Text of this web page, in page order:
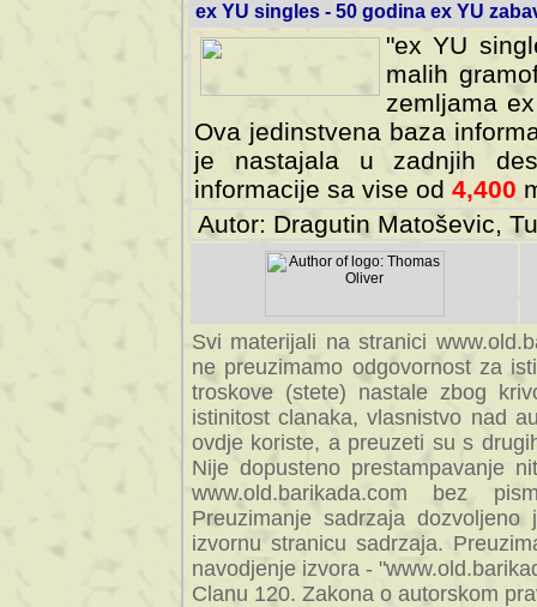
ex YU singles - 50 godina ex YU
"ex YU
malih
zemljama
Ova jedinstvena baza
je nastajala u zadnjih
informacije sa vise od 4,400
Autor: Dragutin Matoševic,
Svi materijali na stranici
preuzimamo odgovornost za
troskove (stete) nastale zbog
istinitost clanaka, vlasnistvo nad
ovdje koriste, a preuzeti su s
Nije dopusteno prestampavanje
www.old.barikada.com bez
Preuzimanje sadrzaja
izvornu stranicu sadrzaja.
navodjenje izvora -
Clanu 120. Zakona o autorskom